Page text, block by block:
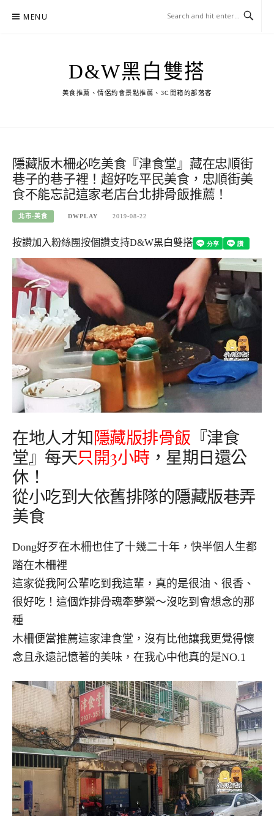
MENU
D&W黑白雙搭
美食推薦、情侶約會景點推薦、3C開箱的部落客
隱藏版木柵必吃美食『津食堂』藏在忠順街
巷子的巷子裡！超好吃平民美食，忠順街美
食不能忘記這家老店台北排骨飯推薦！
北市-美食 DWPLAY 2019-08-22
按讚加入粉絲團按個讚支持D&W黑白雙搭
在地人才知隱藏版排骨飯 『津食
堂』每天只開3小時 ，星期日還公
休！
從小吃到大依舊排隊的隱藏版巷弄
美食
Dong好歹在木柵也住了十幾二十年，快半個人生都
踏在木柵裡
這家從我阿公輩吃到我這輩，真的是很油、很香、
很好吃！這個炸排骨魂牽夢縈～沒吃到會想念的那
種
木柵便當推薦這家津食堂，沒有比他讓我更覺得懷
念且永遠記憶著的美味，在我心中他真的是NO.1